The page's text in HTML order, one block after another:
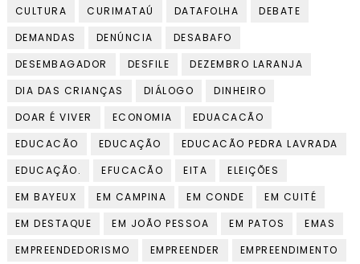
CULTURA
CURIMATAÚ DATAFOLHA
DEBATE
DEMANDAS
DENÚNCIA
DESABAFO
DESEMBAGADOR
DESFILE
DEZEMBRO LARANJA
DIA DAS CRIANÇAS
DIÁLOGO
DINHEIRO
DOAR É VIVER
ECONOMIA
EDUACACÃO
EDUCACÃO
EDUCAÇÃO
EDUCACÃO PEDRA LAVRADA
EDUCAÇÃO.
EFUCACÃO EITA
ELEIÇÕES
EM BAYEUX
EM CAMPINA EM CONDE
EM CUITÉ
EM DESTAQUE
EM JOÃO PESSOA EM PATOS
EMAS
EMPREENDEDORISMO
EMPREENDER
EMPREENDIMENTO